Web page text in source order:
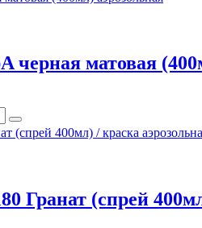
черная матовая
Гранат (спрей